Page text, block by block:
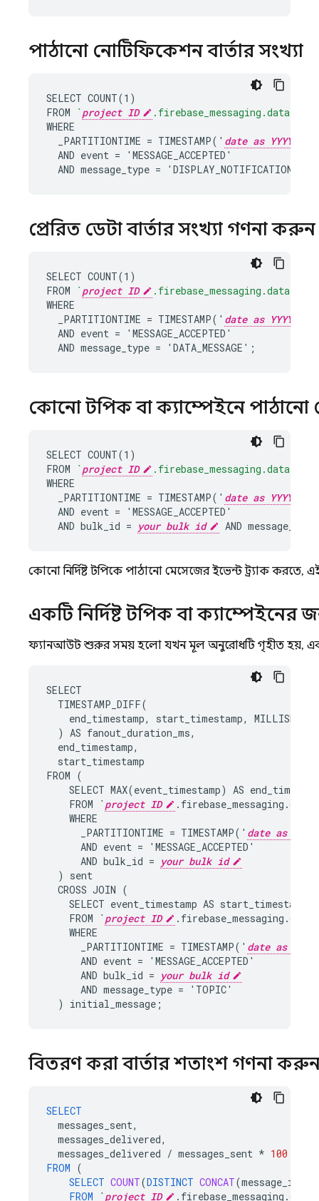
পাঠানো নোটিফিকেশন বার্তার সংখ্যা
SELECT COUNT(1)
FROM
`project ID
.firebase_messaging.data`
WHERE
  _PARTITIONTIME = TIMESTAMP('
date as YYYY-MM-
  AND event = 'MESSAGE_ACCEPTED'
  AND message_type = 'DISPLAY_NOTIFICATION';
প্রেরিত ডেটা বার্তার সংখ্যা গণনা করুন
SELECT COUNT(1)
FROM
`project ID
.firebase_messaging.data`
WHERE
  _PARTITIONTIME = TIMESTAMP('
date as YYYY-MM-
  AND event = 'MESSAGE_ACCEPTED'
  AND message_type = 'DATA_MESSAGE';
কোনো টপিক বা ক্যাম্পেইনে
SELECT COUNT(1)
FROM
`project ID
.firebase_messaging.data`
WHERE
  _PARTITIONTIME = TIMESTAMP('
date as YYYY-MM-
  AND event = 'MESSAGE_ACCEPTED'
  AND bulk_id =
your bulk id AND
কোনো নির্দিষ্ট টপিকে পাঠানো মেসেজের ইভেন্ট ট্র্যাক করতে,
একটি নির্দিষ্ট টপিক বা
ফ্যানআউট শুরুর সময় হলো যখন মূল অনুরোধটি গৃহীত হয়, এবং
SELECT
TIMESTAMP_DIFF(
end_timestamp, start_timestamp,
MILLISECOND
) AS fanout_duration_ms,
end_timestamp,
start_timestamp
FROM (
SELECT MAX(event_timestamp) AS
FROM
`project ID . firebase_messaging .data
WHERE
_PARTITIONTIME = TIMESTAMP( ' date as YYYY-
AND event = ' MESSAGE_ACCEPTED '
AND bulk_id = your bulk id
)
sent
CROSS JOIN (
SELECT event_timestamp AS start_timestamp
FROM
`project ID . firebase_messaging .data
WHERE
_PARTITIONTIME = TIMESTAMP( ' date as YYYY-
AND event = ' MESSAGE_ACCEPTED '
AND bulk_id = your bulk id
AND message_type = ' TOPIC'
)
initial_message ;
বিতরণ করা বার্তার শতাংশ গণনা
SELECT
messages_sent,
messages_delivered,
messages_delivered / messages_sent * 100
FROM (
SELECT COUNT(DISTINCT CONCAT(message_id
FROM
`project ID .firebase_messaging.data`